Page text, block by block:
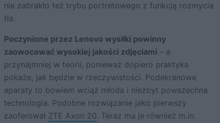
nie zabrakło też trybu portretowego z funkcją rozmycia
tła.
Poczynione przez Lenovo wysiłki powinny
zaowocować wysokiej jakości zdjęciami – a
przynajmniej w teorii, ponieważ dopiero praktyka
pokaże, jak będzie w rzeczywistości. Podekranowe
aparaty to bowiem wciąż młoda i niezbyt powszechna
technologia. Podobne rozwiązanie jako pierwszy
zaoferował ZTE Axon 20. Teraz ma je również m.in.